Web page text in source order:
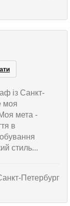
із Санкт-
моя
мета -
в
стиль...
Петербург